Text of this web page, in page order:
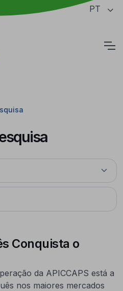
da página PT
Conquista o
da APICCAPS está a
nos maiores mercados